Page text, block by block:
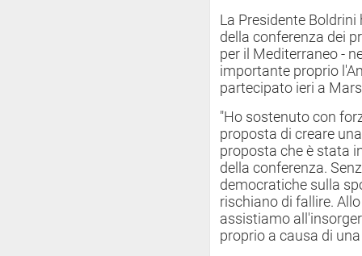
La Presidente
della conferenza dei
per il Mediterraneo -
importante proprio
partecipato ieri a
"Ho sostenuto con
proposta di creare
proposta che è stata
della conferenza.
democratiche sulla
rischiano di fallire.
assistiamo
proprio a causa di